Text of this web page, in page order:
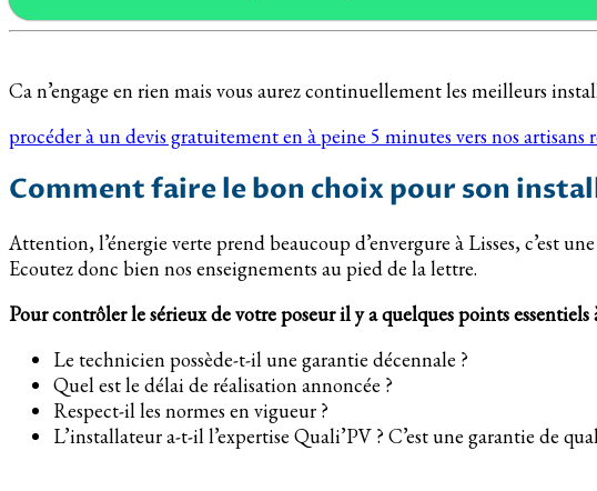
Ca n’engage en rien mais vous aurez continuellement les meilleurs
procéder à un devis gratuitement en à peine 5 minutes vers nos artisans
Comment faire le bon choix pour son
Attention, l’énergie verte prend beaucoup d’envergure à Lisses, c’est
Ecoutez donc bien nos enseignements au pied de la lettre.
Pour contrôler le sérieux de votre poseur il y a quelques points essentiels
Le technicien possède-t-il une garantie décennale ?
Quel est le délai de réalisation annoncée ?
Respect-il les normes en vigueur ?
L’installateur a-t-il l’expertise Quali’PV ? C’est une garantie de